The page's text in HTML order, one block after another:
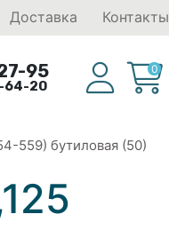
Доставка Контакты
95
64-20
0
559) бутиловая (50)